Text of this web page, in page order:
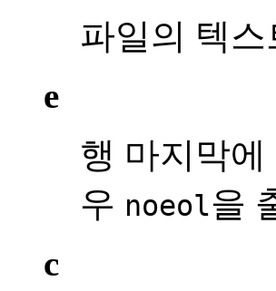
파일의 텍
e
행 마지막
우 noeol을
c